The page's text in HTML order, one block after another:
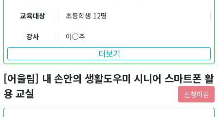
교육대상 초등학생 12명
강사 이○주
더보기
[어울림] 내 손안의 생활도우미 시니어 스마트폰 활
용 교실
신청마감